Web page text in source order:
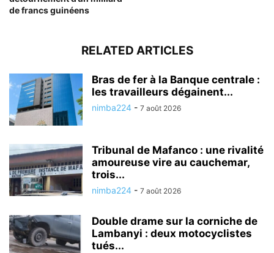
de francs guinéens
RELATED ARTICLES
Bras de fer à la Banque centrale :
les travailleurs dégainent...
nimba224 - 7 août 2026
Tribunal de Mafanco : une rivalité
amoureuse vire au cauchemar,
trois...
nimba224 - 7 août 2026
Double drame sur la corniche de
Lambanyi : deux motocyclistes
tués...